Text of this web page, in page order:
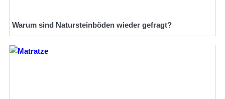
Warum sind Natursteinböden wieder gefragt?